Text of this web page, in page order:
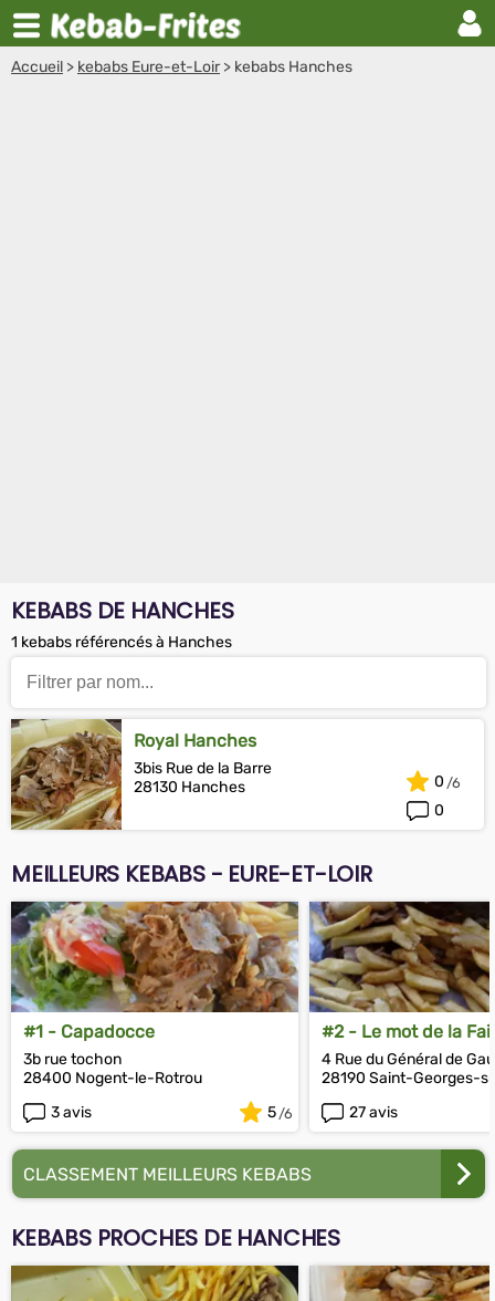
Accueil > kebabs Eure-et-Loir > kebabs Hanches
KEBABS DE HANCHES
1 kebabs référencés à Hanches
Royal Hanches
3bis Rue de la Barre
28130 Hanches
0
0
MEILLEURS KEBABS - EURE-ET-LOIR
#1 - Capadocce
3b rue tochon
28400 Nogent-le-Rotrou
3 avis
5
#2 - Le mot de la
4 Rue du Général de
28190 Saint-Georges-
27 avis
CLASSEMENT MEILLEURS KEBABS
KEBABS PROCHES DE HANCHES